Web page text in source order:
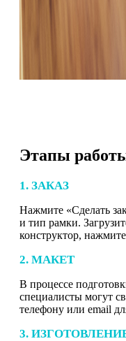
Этапы
1. ЗАКАЗ
Нажмите «Сделать
и тип рамки.
конструктор,
2. МАКЕТ
В процессе
специалисты могут
телефону или email
3.